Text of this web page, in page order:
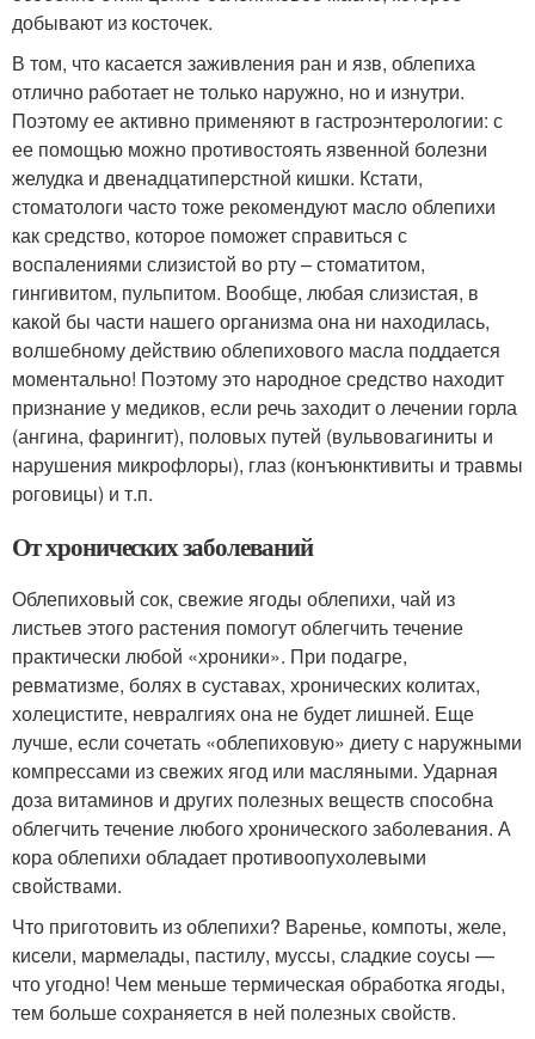
добывают из косточек.
В том, что касается заживления ран и язв, облепиха
отлично работает не только наружно, но и изнутри.
Поэтому ее активно применяют в гастроэнтерологии: с
ее помощью можно противостоять язвенной болезни
желудка и двенадцатиперстной кишки. Кстати,
стоматологи часто тоже рекомендуют масло облепихи
как средство, которое поможет справиться с
воспалениями слизистой во рту – стоматитом,
гингивитом, пульпитом. Вообще, любая слизистая, в
какой бы части нашего организма она ни находилась,
волшебному действию облепихового масла поддается
моментально! Поэтому это народное средство находит
признание у медиков, если речь заходит о лечении горла
(ангина, фарингит), половых путей (вульвовагиниты и
нарушения микрофлоры), глаз (конъюнктивиты и травмы
роговицы) и т.п.
От хронических заболеваний
Облепиховый сок, свежие ягоды облепихи, чай из
листьев этого растения помогут облегчить течение
практически любой «хроники». При подагре,
ревматизме, болях в суставах, хронических колитах,
холецистите, невралгиях она не будет лишней. Еще
лучше, если сочетать «облепиховую» диету с наружными
компрессами из свежих ягод или масляными. Ударная
доза витаминов и других полезных веществ способна
облегчить течение любого хронического заболевания. А
кора облепихи обладает противоопухолевыми
свойствами.
Что приготовить из облепихи? Варенье, компоты, желе,
кисели, мармелады, пастилу, муссы, сладкие соусы —
что угодно! Чем меньше термическая обработка ягоды,
тем больше сохраняется в ней полезных свойств.